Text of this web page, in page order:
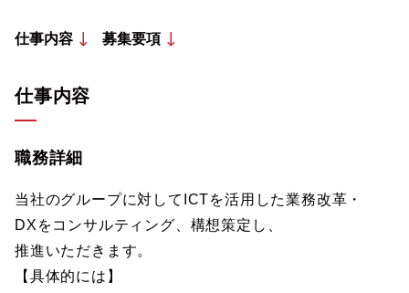
仕事内容 募集要項
仕事内容
職務詳細
当社のグループに対してICTを活用した業務改革・
DXをコンサルティング、構想策定し、
推進いただきます。
【具体的には】